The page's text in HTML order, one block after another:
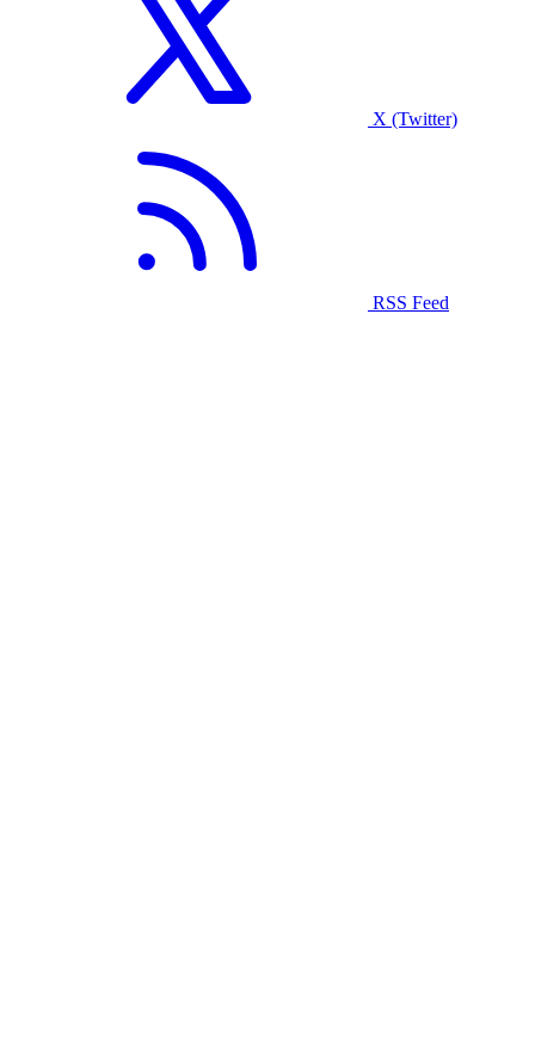
X (Twitter)
RSS Feed